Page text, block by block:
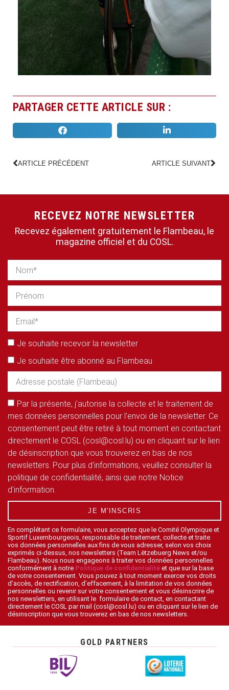
PARTAGER CETTE ARTICLE SUR :
ARTICLE PRÉCÉDENT ARTICLE SUIVANT
RECEVEZ NOTRE NEWSLETTER
Recevez également gratuitement le Flambeau, le
magazine officiel et du COSL.
Je souhaite recevoir la newsletter
Je souhaite être abonné au Flambeau
Par la présente, j'autorise la collecte et le traitement de
mes données personnelles pour l'envoi de la newsletter. Ce
consentement peut être retiré à tout moment en contactant
directement le COSL (cosl@cosl.lu) ou en cliquant sur le lien
de désinscription que vous trouverez en bas de nos
newsletters. Pour plus d'informations, veuillez consulter la
politique de confidentialité, ainsi que notre Notice
d'information.
JE M'INSCRIS
En complétant ce formulaire, vous acceptez que le Comité Olympique et
Sportif Luxembourgeois, responsable de traitement, collecte et traite
vos données personnelles aux fins de vous adresser, selon vos choix
exprimés ci-dessus, nos newsletters (Team Lëtzebuerg News et/ou
Flambeau). Nous nous engageons à traiter vos données personnelles
conformément à notre Politique de confidentialité et que sur la base
de votre consentement. Vous pouvez à tout moment exercer vos droits
d’accès, de rectification, d’effacement, à la limitation de vos données
personnelles ou revenir sur votre consentement et vous désinscrire de
nos newsletters, en utilisant le formulaire de contact, en contactant
directement le COSL par mail (cosl@cosl.lu) ou en cliquant sur le lien de
désinscription que vous trouverez en bas de nos newsletters.
GOLD PARTNERS